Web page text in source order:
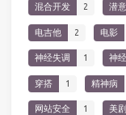
混合开发 2 潜
电吉他 2 电影
神经失调 1 神
穿搭 1 精神病
网站安全 1 美剧